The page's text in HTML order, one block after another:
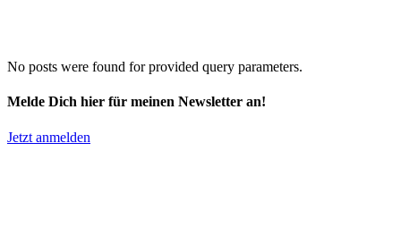
No posts were found for provided query parameters.
Melde Dich hier für meinen Newsletter an!
Jetzt anmelden